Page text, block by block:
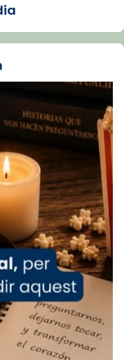
Fa gairebé
la
Vatican
news/2026-
papa-viaje-
ens
Tortosa, ha
missa de Les